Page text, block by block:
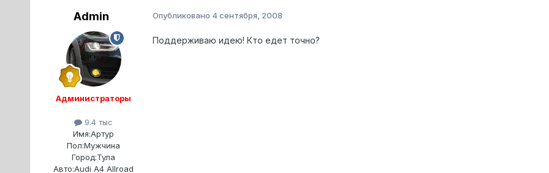
Admin
Администраторы
9.4 тыс
Имя:Артур
Пол:Мужчина
Город:Тула
Авто:Audi A4 Allroad
Опубликовано 4 сентября, 2008
Поддерживаю идею! Кто едет точно?